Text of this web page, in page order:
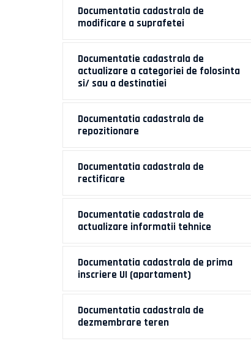
Documentatia cadastrala de
modificare a suprafetei
Documentatie cadastrala de
actualizare a categoriei de folosinta
si/ sau a destinatiei
Documentatia cadastrala de
repozitionare
Documentatia cadastrala de
rectificare
Documentatie cadastrala de
actualizare informatii tehnice
Documentatia cadastrala de prima
inscriere UI (apartament)
Documentatia cadastrala de
dezmembrare teren